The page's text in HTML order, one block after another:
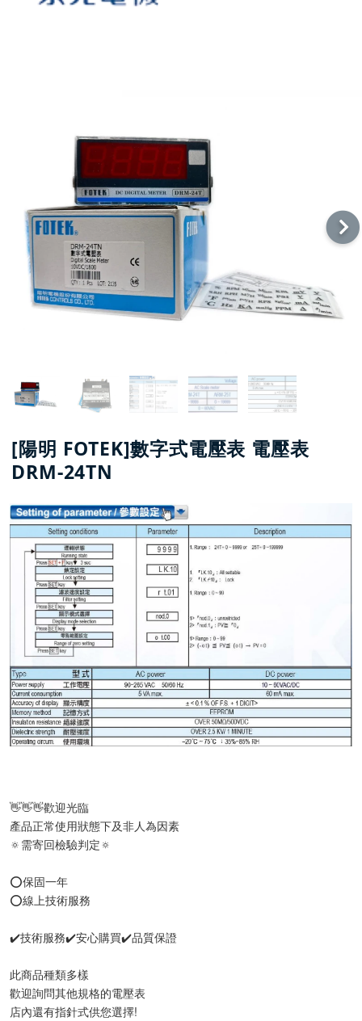
[陽明 FOTEK]數字式電壓表 電壓表
DRM-24TN
👋👋👋歡迎光臨
產品正常使用狀態下及非人為因素
🔅需寄回檢驗判定🔅
⭕️保固一年
⭕️線上技術服務
✔️技術服務✔️安心購買✔️品質保證
此商品種類多樣
歡迎詢問其他規格的電壓表
店內還有指針式供您選擇!